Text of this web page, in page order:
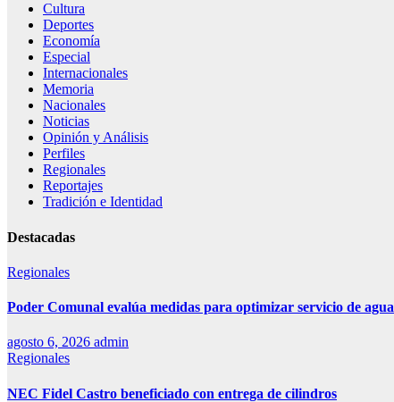
Cultura
Deportes
Economía
Especial
Internacionales
Memoria
Nacionales
Noticias
Opinión y Análisis
Perfiles
Regionales
Reportajes
Tradición e Identidad
Destacadas
Regionales
Poder Comunal evalúa medidas para optimizar servicio de agua
agosto 6, 2026 admin
Regionales
NEC Fidel Castro beneficiado con entrega de cilindros